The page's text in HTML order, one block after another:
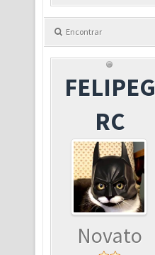
Encontrar
FELIPEG
RC
Novato